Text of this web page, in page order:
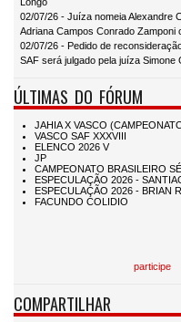
02/07/26 - Juíza nomeia Alexandre
Adriana Campos Conrado Zamponi
02/07/26 - Pedido de
SAF será julgado pela juíza Simone
ÚLTIMAS DO FÓRUM
participe
COMPARTILHAR